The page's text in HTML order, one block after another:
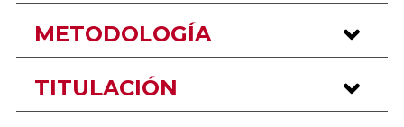
METODOLOGÍA
TITULACIÓN